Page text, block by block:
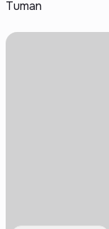
Tuman